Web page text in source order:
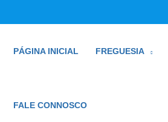
PÁGINA INICIAL FREGUESIA
FALE CONNOSCO